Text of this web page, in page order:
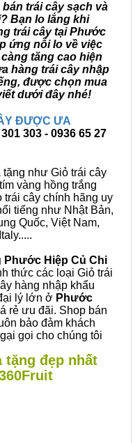
trái cây sạch và
Bạn lo lắng khi
trái cây tại Phước
ứng nỗi lo về việc
tăng cao hiện
hàng trái cây nhập
được chọn mua
dưới đây nhé!
ĐƯỢC ƯA
303 - 0936 65 27
như Giỏ trái cây
vàng hồng trắng
cây chính hãng uy
tiếng như Nhật Bản,
Quốc, Việt Nam,
Phước Hiệp Củ Chi
thức các loại Giỏ trái
hàng nhập khẩu
lý lớn ở Phước
rẻ ưu đãi. Shop bán
bảo đảm khách
gọi cho chúng tôi
tặng đẹp nhất